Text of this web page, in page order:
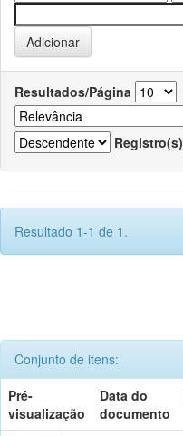
Resultados/Página
Registro(s)
Resultado 1-1 de 1.
Conjunto de itens:
Pré-
visualização
Data do
documento